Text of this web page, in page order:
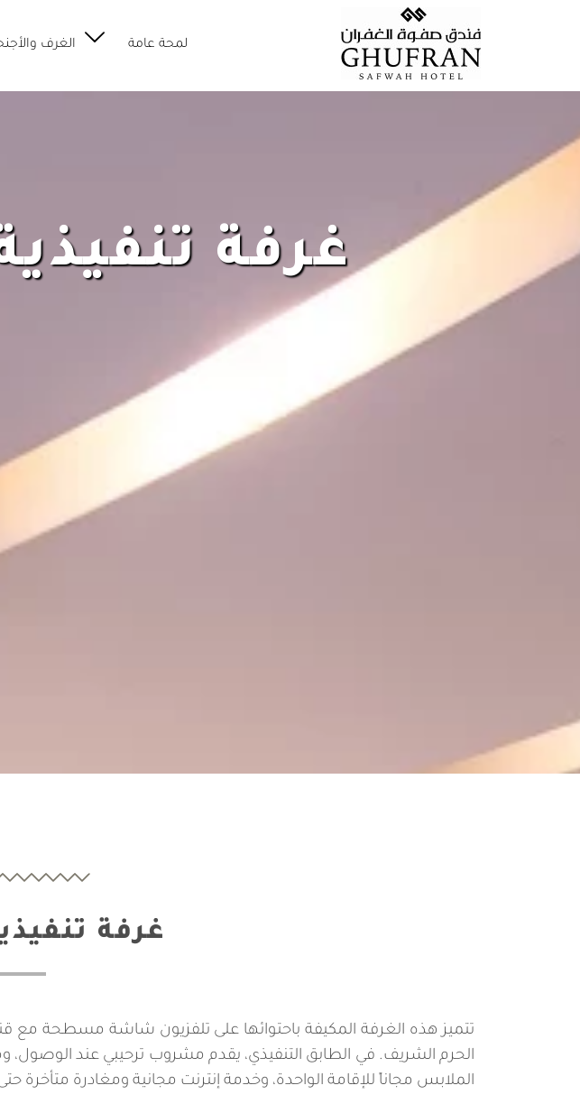
لمحة عامة الغرف
غرفة
غرفة
تتميز هذه الغرفة المكيفة باحتوائها على تلفزيون شاشة مسطحة مع
الحرم الشريف. في الطابق التنفيذي، يقدم مشروب ترحيبي عند
الملابس مجاناً للإقامة الواحدة، وخدمة إنترنت مجانية ومغادرة متأخرة